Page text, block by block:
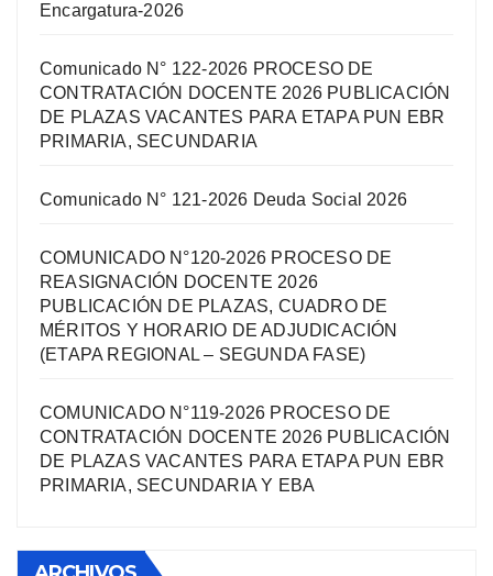
Encargatura-2026
Comunicado N° 122-2026 PROCESO DE
CONTRATACIÓN DOCENTE 2026 PUBLICACIÓN
DE PLAZAS VACANTES PARA ETAPA PUN EBR
PRIMARIA, SECUNDARIA
Comunicado N° 121-2026 Deuda Social 2026
COMUNICADO N°120-2026 PROCESO DE
REASIGNACIÓN DOCENTE 2026
PUBLICACIÓN DE PLAZAS, CUADRO DE
MÉRITOS Y HORARIO DE ADJUDICACIÓN
(ETAPA REGIONAL – SEGUNDA FASE)
COMUNICADO N°119-2026 PROCESO DE
CONTRATACIÓN DOCENTE 2026 PUBLICACIÓN
DE PLAZAS VACANTES PARA ETAPA PUN EBR
PRIMARIA, SECUNDARIA Y EBA